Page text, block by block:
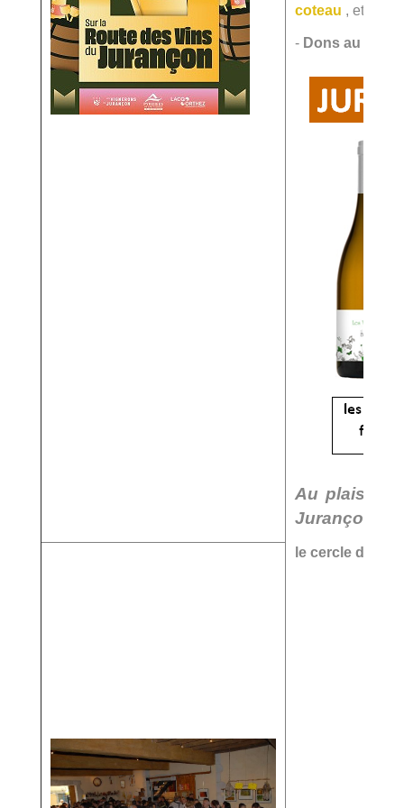
coteau , et de
- Dons au
Au plaisir
Jurançon !
le cercle des